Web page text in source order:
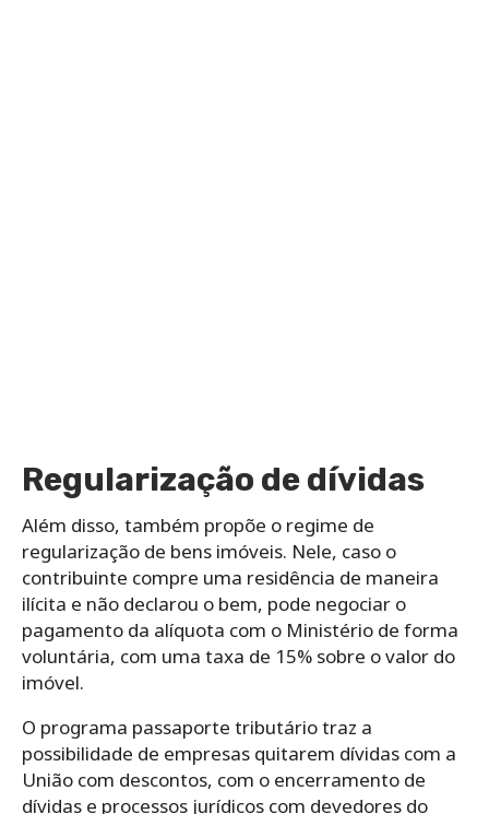
Regularização de dívidas
Além disso, também propõe o regime de
regularização de bens imóveis. Nele, caso o
contribuinte compre uma residência de maneira
ilícita e não declarou o bem, pode negociar o
pagamento da alíquota com o Ministério de forma
voluntária, com uma taxa de 15% sobre o valor do
imóvel.
O programa passaporte tributário traz a
possibilidade de empresas quitarem dívidas com a
União com descontos, com o encerramento de
dívidas e processos jurídicos com devedores do